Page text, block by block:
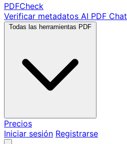
PDFCheck
Verificar metadatos AI PDF Chat
Todas las herramientas PDF
Precios
Iniciar sesión Registrarse